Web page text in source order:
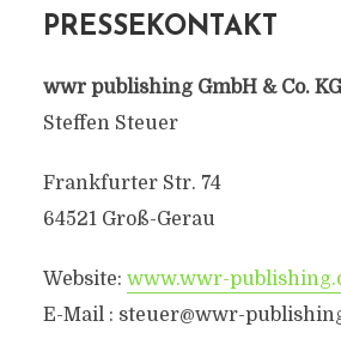
PRESSEKONTAKT
wwr publishing GmbH & Co. KG
Steffen Steuer
Frankfurter Str. 74
64521 Groß-Gerau
Website: www.wwr-
E-Mail : steuer@wwr-